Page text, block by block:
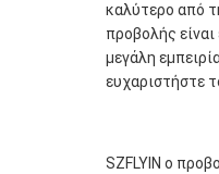
καλύτερο από
προβολής
μεγάλη
ευχαριστήστε
SZFLYIN ο